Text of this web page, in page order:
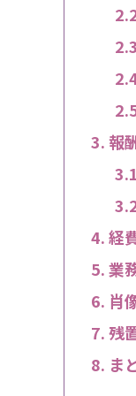
報
経
業
肖
残
ま